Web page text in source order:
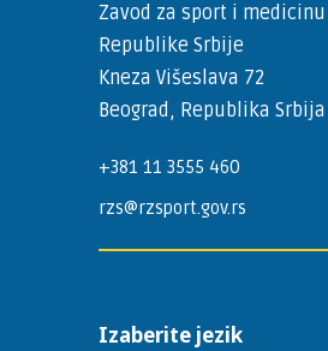
Zavod za sport i
Republike Srbije
Kneza Višeslava 72
Beograd, Republika Srbija
+381 11 3555 460
rzs@rzsport.gov.rs
Izaberite jezik